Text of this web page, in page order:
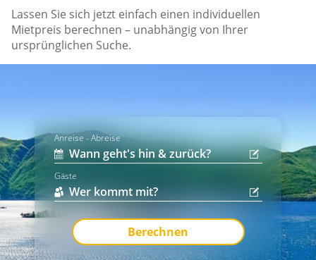
Lassen Sie sich jetzt einfach einen individuellen
Mietpreis berechnen – unabhängig von Ihrer
ursprünglichen Suche.
Anreise - Abreise
Gäste
Berechnen